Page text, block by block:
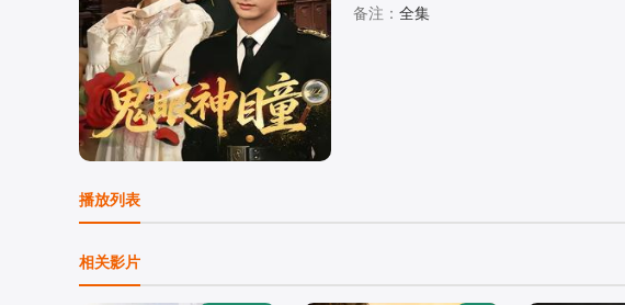
备注： 全集
播放列表
相关影片